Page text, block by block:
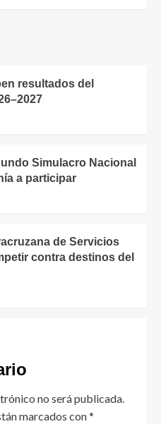
resultados del
Simulacro Nacional
a participar
de Servicios
contra destinos del
no será publicada.
marcados con*